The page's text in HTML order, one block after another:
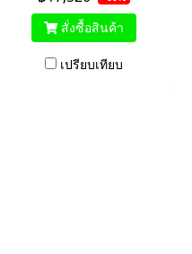
สั่งซื้อสินค้า
เปรียบเทียบ